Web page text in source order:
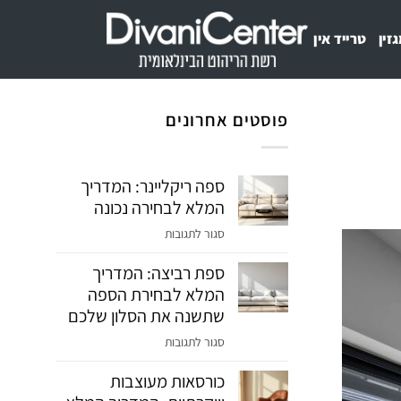
טרייד אין
פוסטים אחרונים
ספה ריקליינר: המדריך
המלא לבחירה נכונה
סגור לתגובות
ריקליינר:
המדריך
המלא
נכונה
ספת רביצה: המדריך
המלא לבחירת הספה
שתשנה את הסלון שלכם
סגור לתגובות
רביצה:
כורסאות מעוצבות